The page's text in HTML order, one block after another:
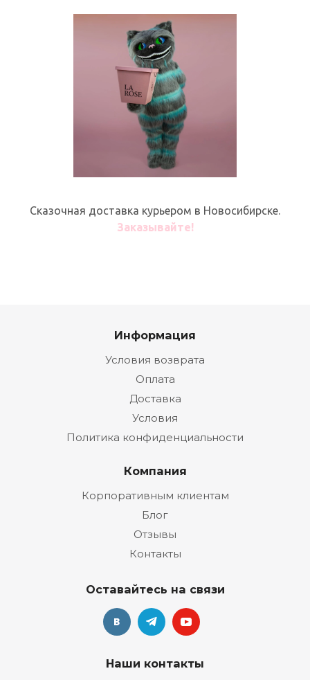
Сказочная доставка курьером в Новосибирске.
Заказывайте!
Информация
Условия возврата
Оплата
Доставка
Условия
Политика конфиденциальности
Компания
Корпоративным клиентам
Блог
Отзывы
Контакты
Оставайтесь на связи
Наши контакты